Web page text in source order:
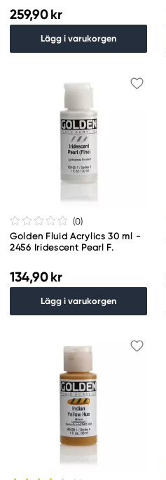
259,90 kr
Lägg i varukorgen
(0)
Golden Fluid Acrylics 30 ml -
2456 Iridescent Pearl F.
134,90 kr
Lägg i varukorgen